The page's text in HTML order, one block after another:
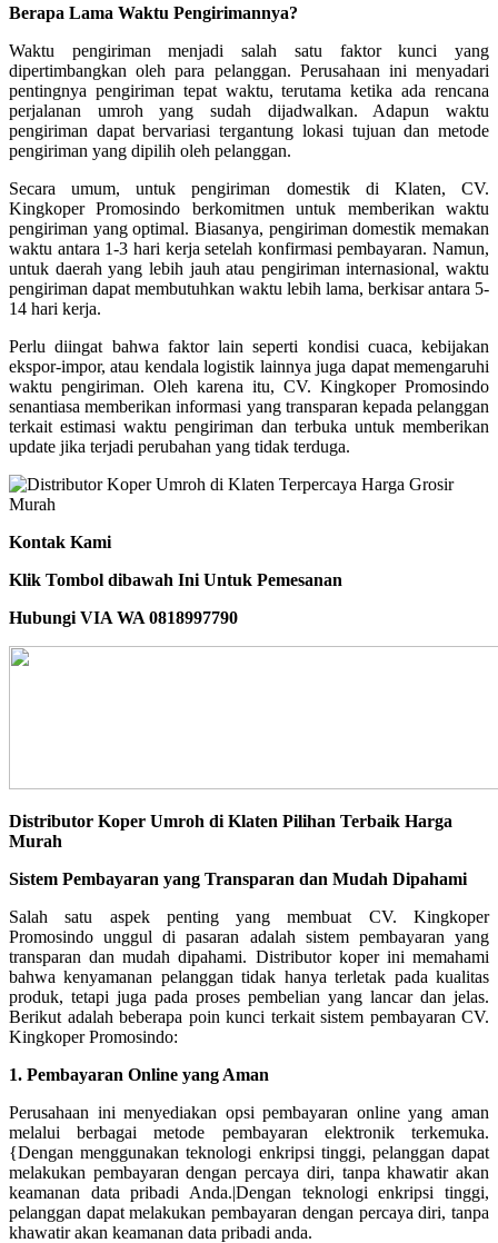
Berapa Lama Waktu Pengirimannya?
Waktu pengiriman menjadi salah satu faktor kunci yang
dipertimbangkan oleh para pelanggan. Perusahaan ini menyadari
pentingnya pengiriman tepat waktu, terutama ketika ada rencana
perjalanan umroh yang sudah dijadwalkan. Adapun waktu
pengiriman dapat bervariasi tergantung lokasi tujuan dan metode
pengiriman yang dipilih oleh pelanggan.
Secara umum, untuk pengiriman domestik di Klaten, CV.
Kingkoper Promosindo berkomitmen untuk memberikan waktu
pengiriman yang optimal. Biasanya, pengiriman domestik memakan
waktu antara 1-3 hari kerja setelah konfirmasi pembayaran. Namun,
untuk daerah yang lebih jauh atau pengiriman internasional, waktu
pengiriman dapat membutuhkan waktu lebih lama, berkisar antara 5-
14 hari kerja.
Perlu diingat bahwa faktor lain seperti kondisi cuaca, kebijakan
ekspor-impor, atau kendala logistik lainnya juga dapat memengaruhi
waktu pengiriman. Oleh karena itu, CV. Kingkoper Promosindo
senantiasa memberikan informasi yang transparan kepada pelanggan
terkait estimasi waktu pengiriman dan terbuka untuk memberikan
update jika terjadi perubahan yang tidak terduga.
Kontak Kami
Klik Tombol dibawah Ini Untuk Pemesanan
Hubungi VIA WA 0818997790
Distributor Koper Umroh di Klaten Pilihan Terbaik Harga
Murah
Sistem Pembayaran yang Transparan dan Mudah Dipahami
Salah satu aspek penting yang membuat CV. Kingkoper
Promosindo unggul di pasaran adalah sistem pembayaran yang
transparan dan mudah dipahami. Distributor koper ini memahami
bahwa kenyamanan pelanggan tidak hanya terletak pada kualitas
produk, tetapi juga pada proses pembelian yang lancar dan jelas.
Berikut adalah beberapa poin kunci terkait sistem pembayaran CV.
Kingkoper Promosindo:
1. Pembayaran Online yang Aman
Perusahaan ini menyediakan opsi pembayaran online yang aman
melalui berbagai metode pembayaran elektronik terkemuka.
{Dengan menggunakan teknologi enkripsi tinggi, pelanggan dapat
melakukan pembayaran dengan percaya diri, tanpa khawatir akan
keamanan data pribadi Anda.|Dengan teknologi enkripsi tinggi,
pelanggan dapat melakukan pembayaran dengan percaya diri, tanpa
khawatir akan keamanan data pribadi anda.